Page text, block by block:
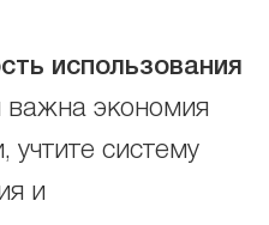
использования
важна экономия
учтите систему
и